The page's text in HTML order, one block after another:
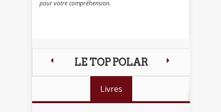
pour votre compréhension.
LE TOP POLAR
Livres